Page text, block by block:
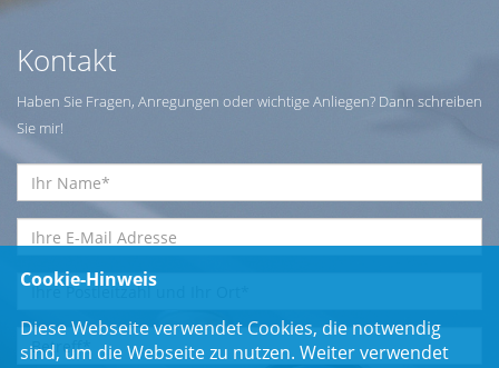
Kontakt
Haben Sie Fragen, Anregungen oder wichtige Anliegen? Dann schreiben
Sie mir!
Cookie-Hinweis
Diese Webseite verwendet Cookies, die notwendig
sind, um die Webseite zu nutzen. Weiter verwendet